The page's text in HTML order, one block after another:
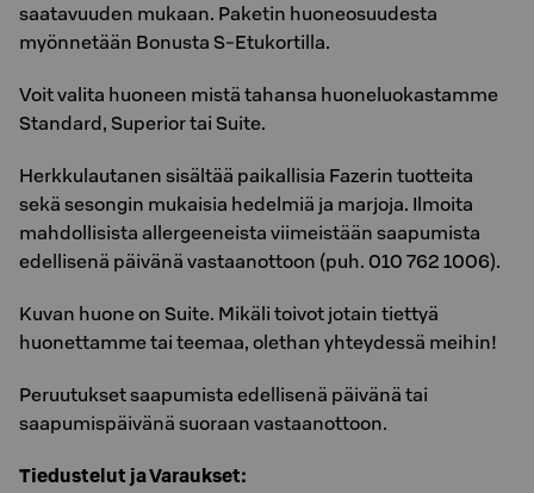
saatavuuden mukaan. Paketin huoneosuudesta
myönnetään Bonusta S-Etukortilla.
Voit valita huoneen mistä tahansa huoneluokastamme
Standard, Superior tai Suite.
Herkkulautanen sisältää paikallisia Fazerin tuotteita
sekä sesongin mukaisia hedelmiä ja marjoja. Ilmoita
mahdollisista allergeeneista viimeistään saapumista
edellisenä päivänä vastaanottoon (puh. 010 762 1006).
Kuvan huone on Suite. Mikäli toivot jotain tiettyä
huonettamme tai teemaa, olethan yhteydessä meihin!
Peruutukset saapumista edellisenä päivänä tai
saapumispäivänä suoraan vastaanottoon.
Tiedustelut ja Varaukset: